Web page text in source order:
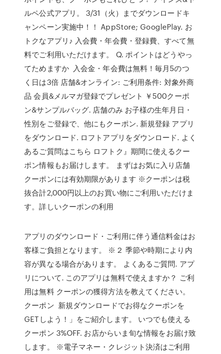
ルペ公式アプリ。 3/31（火）までダウンロードキ
ャンペーン実施中！！ AppStore; GooglePlay. お
トクなアプリ♪ 入会費・年会費・登録費、すべて無
料でご利用いただけます。 Q. ポイントはどうやっ
てためますか 入会金・年会費は無料！毎月5のつ
く日は3倍 店舗&オンライン: ご利用条件: 対象外商
品 会員&メルマガ登録でプレゼント ￥500クーポ
ン&サンプルバッグ. 店舗のみ お子様の生年月日・
性別をご登録で、他にもクーポン. 新規登録 アプリ
をダウンロード. ロフトアプリをダウンロード. よく
あるご質問はこちら ロフトク』期間に使えるクー
ポン情報もお届けします。 まずはお気に入り店舗
クーポンには有効期限があります ※クーポンは税
抜合計2,000円以上のお買い物にご利用いただけま
す。詳しいクーポンの利用
アプリのダウンロード・ご利用に伴う通信料金はお
客様ご負担となります。 ※２ 季節や時期により内
容が異なる場合があります。 よくあるご質問. アプ
リについて. このアプリは無料で使えますか？ ご利
用は無料 クーポンの獲得方法を教えてください。
クーポン 新規ダウンロードでお得なクーポンを
GETしよう！」をご紹介します。 いつでも使える
クーポン 3%OFF. お店からいま旬な情報をお届け致
します。 ※電子マネー・クレジット決済はご利用